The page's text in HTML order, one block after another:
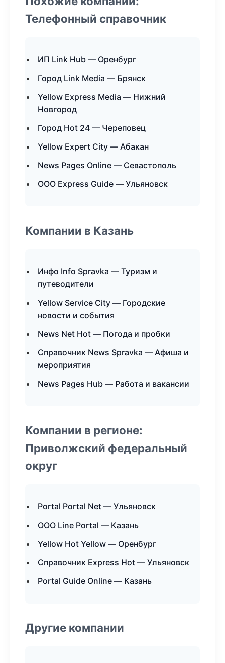
Телефонный справочник
ИП Link Hub — Оренбург
Город Link Media — Брянск
Yellow Express Media — Нижний
Новгород
Город Hot 24 — Череповец
Yellow Expert City — Абакан
News Pages Online — Севастополь
ООО Express Guide — Ульяновск
Компании в Казань
Инфо Info Spravka — Туризм и
путеводители
Yellow Service City — Городские
новости и события
News Net Hot — Погода и пробки
Справочник News Spravka — Афиша и
мероприятия
News Pages Hub — Работа и вакансии
Компании в регионе:
Приволжский федеральный
округ
Portal Portal Net — Ульяновск
ООО Line Portal — Казань
Yellow Hot Yellow — Оренбург
Справочник Express Hot — Ульяновск
Portal Guide Online — Казань
Другие компании